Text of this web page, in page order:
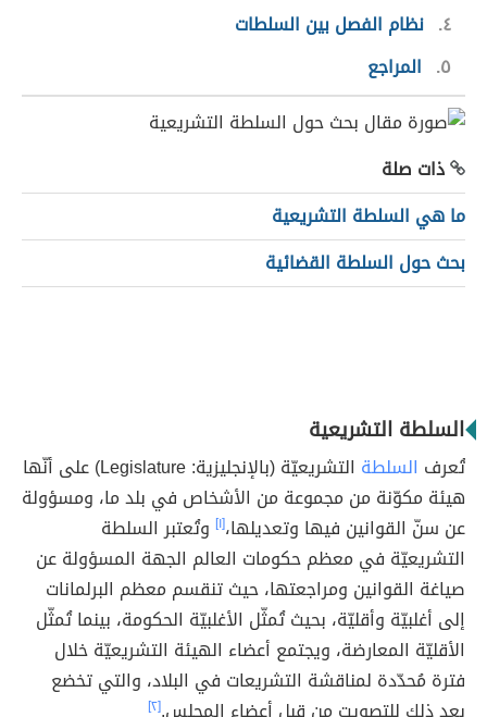
٤ نظام الفصل بين السلطات
٥
المراجع
ذات صلة
ما هي السلطة التشريعية
بحث حول السلطة القضائية
السلطة التشريعية
تُعرف السلطة
التشريعيّة (بالإنجليزية: Legislature) على أنّها
هيئة مكوّنة من مجموعة من الأشخاص في بلد ما، ومسؤولة
عن سنّ القوانين فيها وتعديلها،[١] وتُعتبر السلطة
التشريعيّة في معظم حكومات العالم الجهة المسؤولة عن
صياغة القوانين ومراجعتها، حيث تنقسم معظم البرلمانات
إلى أغلبيّة وأقليّة، بحيث تُمثّل الأغلبيّة الحكومة، بينما تُمثّل
الأقليّة المعارضة، ويجتمع أعضاء الهيئة التشريعيّة خلال
فترة مُحدّدة لمناقشة التشريعات في البلاد، والتي تخضع
[٢]